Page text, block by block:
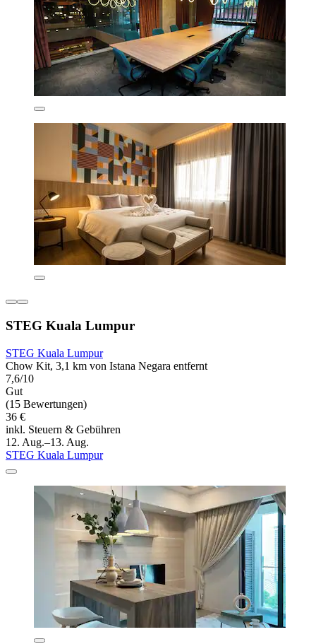
STEG Kuala Lumpur
STEG Kuala Lumpur
Chow Kit, 3,1 km von Istana Negara entfernt
7,6/10
Gut
(15 Bewertungen)
36 €
inkl. Steuern & Gebühren
12. Aug.–13. Aug.
STEG Kuala Lumpur